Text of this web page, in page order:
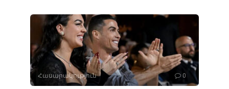
Հասարակություն 0